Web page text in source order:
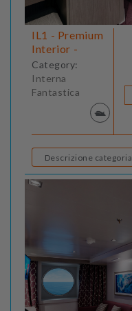
IL1 - Premium
Interior -
Category:
Interna
Fantastica
Descrizione categoria